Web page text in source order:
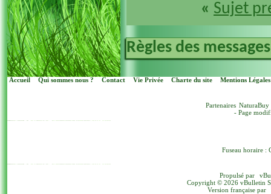
« Sujet
Règles des messages
Accueil Qui sommes nous ? Contact Vie Privée Charte du site Mentions Légales
Partenaires NaturaBuy
- Page
Fuseau horaire :
Propulsé par
Copyright © 2026 vBulletin
Version française par